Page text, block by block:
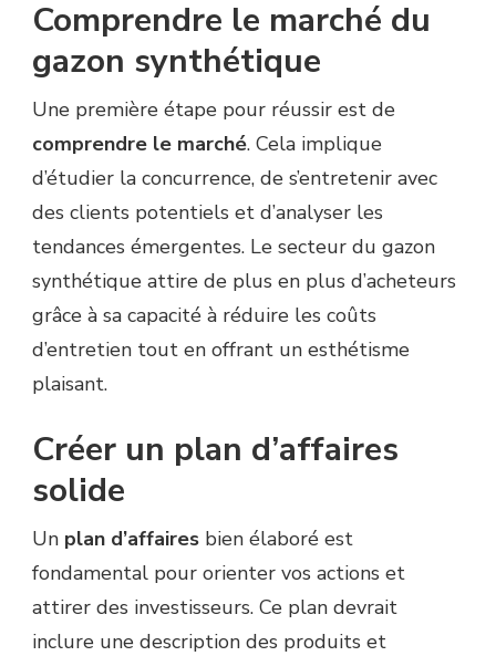
Comprendre le marché du
gazon synthétique
Une première étape pour réussir est de
comprendre le marché. Cela implique
d’étudier la concurrence, de s’entretenir avec
des clients potentiels et d’analyser les
tendances émergentes. Le secteur du gazon
synthétique attire de plus en plus d’acheteurs
grâce à sa capacité à réduire les coûts
d’entretien tout en offrant un esthétisme
plaisant.
Créer un plan d’affaires
solide
Un plan d’affaires bien élaboré est
fondamental pour orienter vos actions et
attirer des investisseurs. Ce plan devrait
inclure une description des produits et